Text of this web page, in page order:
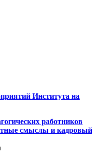
Института на
работников
смыслы и кадровый